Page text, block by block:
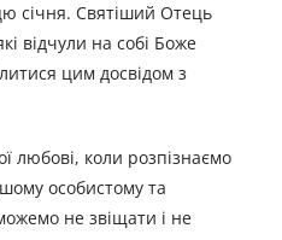
січня. Святіший Отець
відчули на собі Боже
цим досвідом з
любові, коли розпізнаємо
особистому та
не звіщати і не